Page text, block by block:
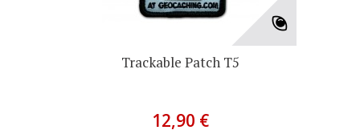
Trackable Patch T5
12,90 €